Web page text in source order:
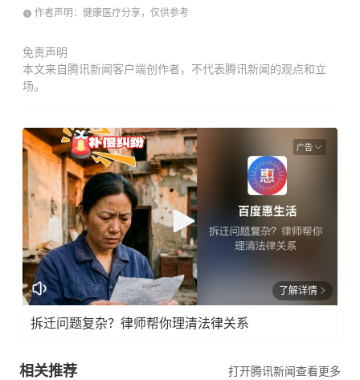
作者声明：健康医疗分享，仅供参考
免责声明
本文来自腾讯新闻客户端创作者，不代表腾讯新闻的观点和立
场。
广告
了解详情
拆迁问题复杂？律师帮你理清法律关系
相关推荐 打开腾讯新闻查看更多